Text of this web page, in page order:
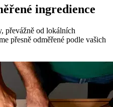
ingredience
převážně od lokálních
přesně odměřené podle vašich